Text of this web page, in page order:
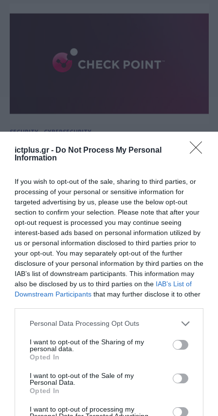
ictplus.gr - Do Not Process My Personal
Information
If you wish to opt-out of the sale, sharing to third parties, or
processing of your personal or sensitive information for
targeted advertising by us, please use the below opt-out
section to confirm your selection. Please note that after your
opt-out request is processed you may continue seeing
interest-based ads based on personal information utilized by
us or personal information disclosed to third parties prior to
your opt-out. You may separately opt-out of the further
disclosure of your personal information by third parties on the
IAB’s list of downstream participants. This information may
also be disclosed by us to third parties on the IAB’s List of
Downstream Participants that may further disclose it to other
Please note that this website/app uses one or more Google
not limited to your visit or usage behaviour. You may click to
grant or deny consent to Google and its third-party tags to
use your data for below specified purposes in below Google
consent section.
Personal Data Processing Opt Outs
I want to opt-out of the Sharing of my
personal data.
Opted In
I want to opt-out of the Sale of my
Personal Data.
Opted In
I want to opt-out of processing my
χρήματα
SECURITY - CYBERSECURITY
Τρεις τρόποι με τους οποίους οι
εργαζόμενοι μπορούν να
25.04.2024
SECURITY - CYBERSECURITY
Προσοχή στα deepfake βίντεο!
15.02.2024